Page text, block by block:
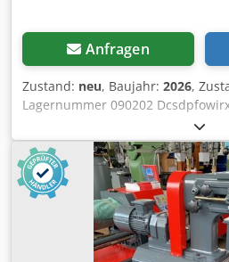
Anfragen
Zustand: neu, Baujahr: 2026,
Lagernummer 090202
prompt, Zwischenverkauf v
3600 € Lagernd 1 Max.
Ausladung 100 mm Wellenlänge
Stk. Walzendurchmesser 62 mm
32 1/min Länge 900 mm Breite
Gewicht 135 kg Stabiler
Fußpedal Verstellbare Unterwalze
Untergestell Betriebsanleitung in